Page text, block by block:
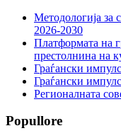
Методологија за
2026-2030
Платформата на
престолнина на
Граѓански
Граѓански
Регионалната
Popullore